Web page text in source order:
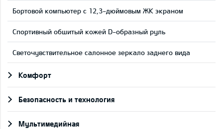
Бортовой компьютер с 12,3-дюймовым ЖК экраном
Cпортивный обшитый кожей D-образный руль
Светочувствительное салонное зеркало заднего вида
Комфорт
Безопасность и технология
Мультимедийная